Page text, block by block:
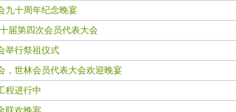
九十周年纪念晚宴
届第四次会员代表大会
举行祭祖仪式
，世林会员代表大会欢迎晚宴
程进行中